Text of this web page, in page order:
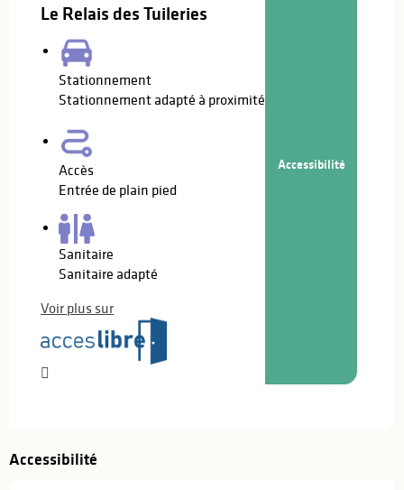
Le Relais des Tuileries
Stationnement
Stationnement adapté à proximité
Accès
Entrée de plain pied
Sanitaire
Sanitaire adapté
Voir plus sur
Accessibilité
Accessibilité